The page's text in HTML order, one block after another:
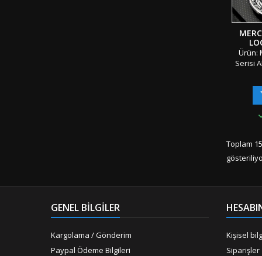
Ürün:
Serisi
Çift
Tüm
Ürünü
Hızlı
Toplam
GENEL BILGILER
Kargolama / Gönderim
Paypal Ödeme Bilgileri
Kişisel
Siparişler